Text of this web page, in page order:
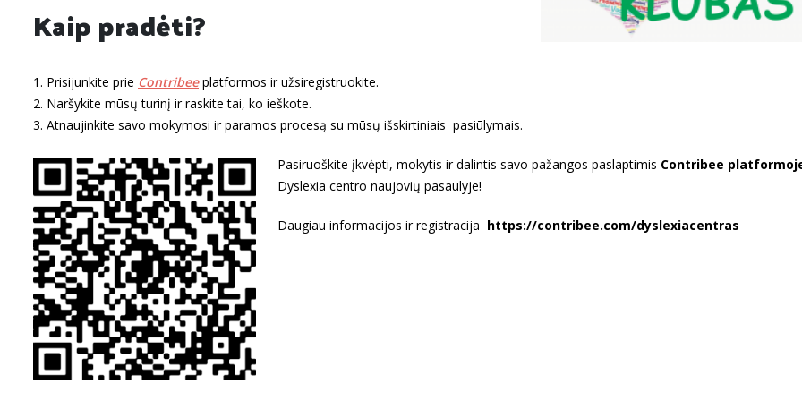
Kaip pradėti?
1. Prisijunkite prie Contribeeplatformos ir užsiregistruokite.
2. Naršykite mūsų turinį ir raskite tai, ko ieškote.
3. Atnaujinkite savo mokymosi ir paramos procesą su mūsų išskirtiniais pasiūlymais.
Pasiruoškite įkvėpti, mokytis ir dalintis savo pažangos paslaptimis Contribee
Dyslexia centro naujovių pasaulyje!
Daugiau informacijos ir registracija https://contribee.com/dyslexiacentras